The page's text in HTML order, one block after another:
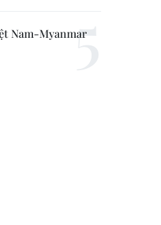
Nam-Myanmar